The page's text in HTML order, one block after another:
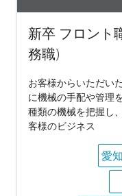
新卒 フロント
務職)
お客様からいただい
に機械の手配や管理
種類の機械を把握し
客様のビジネス
愛